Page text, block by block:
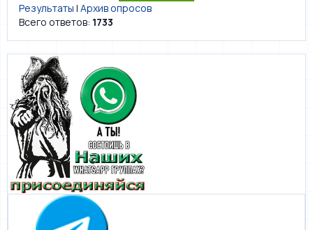
Результаты | Архив опросов
Всего ответов: 1733